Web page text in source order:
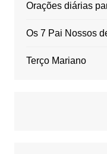
Orações diárias
Os 7 Pai Nossos
Terço Mariano